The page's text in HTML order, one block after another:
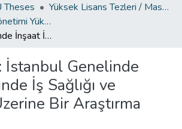
Theses
Yüksek Lisans Tezleri / Master's Theses
Proje ve Yapı Yönetimi Yüksek Lisans Programı / Project Management Master's Degree Program
İstanbul Genelinde İnşaat İşlerinde İş Sağlığı ve Güvenliği Üzerine Bir Araştırma
İstanbul Genelinde
İş Sağlığı ve
Bir Araştırma